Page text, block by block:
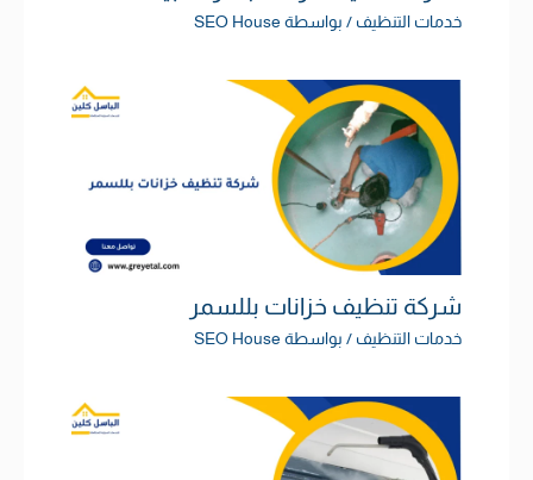
خدمات التنظيف/ بواسطة SEO House
شركة تنظيف خزانات بللسمر
خدمات التنظيف/ بواسطة SEO House